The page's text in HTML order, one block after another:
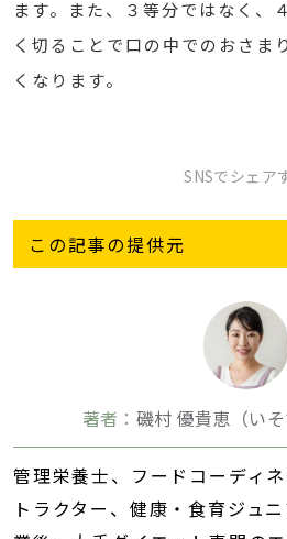
ます。また、３等分ではなく、
く切ることで口の中でのおさま
くなります。
SNSでシェア
この記事の提供元
著者： 磯村 優貴恵（いそ
管理栄養士、フードコーディ
トラクター、健康・食育ジュ